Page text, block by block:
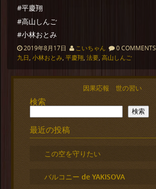
#平慶翔
#高山しんご
#小林おとみ
2019年8月17日 こいちゃん 0 COMMENTS
九日, 小林おとみ, 平慶翔, 法要, 高山しんご
因果応報 世の習い
検索
検索
最近の投稿
この空を守りたい
バルコニー de YAKISOVA